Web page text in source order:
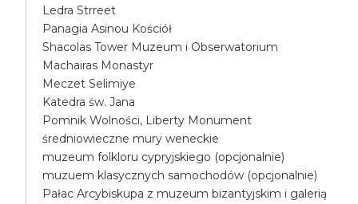
Ledra Strreet
Panagia Asinou Kościół
Shacolas Tower Muzeum i Obserwatorium
Machairas Monastyr
Meczet Selimiye
Katedra św. Jana
Pomnik Wolności, Liberty Monument
średniowieczne mury weneckie
muzeum folkloru cypryjskiego (opcjonalnie)
muzuem klasycznych samochodów (opcjonalnie)
Pałac Arcybiskupa z muzeum bizantyjskim i galerią